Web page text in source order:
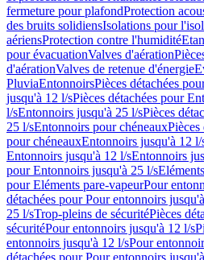
fermeture pour plafondProtection
des bruits solidiensIsolations pour
aériensProtection contre l'humidité
pour évacuationValves d'aération
d'aérationValves de retenue d'énergie
PluviaEntonnoirsPièces détachées
jusqu'à 12 l/sPièces détachées pour
l/sEntonnoirs jusqu'à 25 l/sPièces
25 l/sEntonnoirs pour chéneaux
pour chéneauxEntonnoirs jusqu'à 12 l/
Entonnoirs jusqu'à 12 l/sEntonnoirs
pour Entonnoirs jusqu'à 25 l/s
pour Eléments pare-vapeurPour
détachées pour Pour entonnoirs
25 l/sTrop-pleins de sécuritéPièces
sécuritéPour entonnoirs jusqu'à 12 l/s
entonnoirs jusqu'à 12 l/sPour
détachées pour Pour entonnoirs